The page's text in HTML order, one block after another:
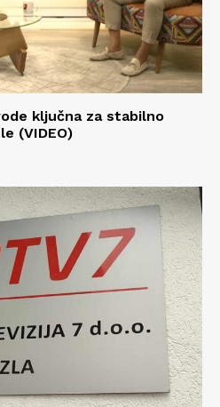
ključna za stabilno
(VIDEO)